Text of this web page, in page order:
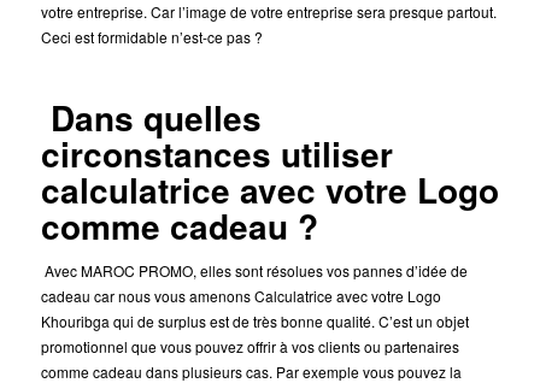
votre entreprise. Car l’image de votre entreprise sera presque partout.
Ceci est formidable n’est-ce pas ?
Dans quelles
circonstances utiliser
calculatrice avec votre Logo
comme cadeau ?
Avec MAROC PROMO, elles sont résolues vos pannes d’idée de
cadeau car nous vous amenons Calculatrice avec votre Logo
Khouribga qui de surplus est de très bonne qualité. C’est un objet
promotionnel que vous pouvez offrir à vos clients ou partenaires
comme cadeau dans plusieurs cas. Par exemple vous pouvez la